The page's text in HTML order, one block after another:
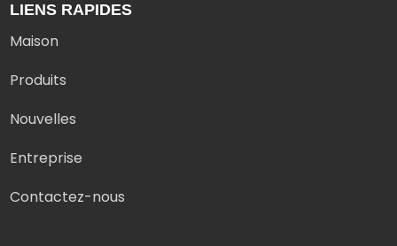
LIENS RAPIDES
Maison
Produits
Nouvelles
Entreprise
Contactez-nous